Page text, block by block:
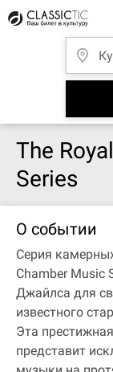
The
Series
О событии
Серия
Chamber Music
Джайлса для
известного
Эта
представит